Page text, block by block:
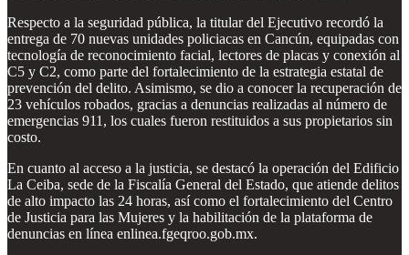
Respecto a la seguridad pública, la titular del Ejecutivo recordó la
entrega de 70 nuevas unidades policiacas en Cancún, equipadas con
tecnología de reconocimiento facial, lectores de placas y conexión al
C5 y C2, como parte del fortalecimiento de la estrategia estatal de
prevención del delito. Asimismo, se dio a conocer la recuperación de
23 vehículos robados, gracias a denuncias realizadas al número de
emergencias 911, los cuales fueron restituidos a sus propietarios sin
costo.
En cuanto al acceso a la justicia, se destacó la operación del Edificio
La Ceiba, sede de la Fiscalía General del Estado, que atiende delitos
de alto impacto las 24 horas, así como el fortalecimiento del Centro
de Justicia para las Mujeres y la habilitación de la plataforma de
denuncias en línea enlinea.fgeqroo.gob.mx.